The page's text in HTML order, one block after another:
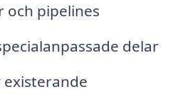
och pipelines
delar